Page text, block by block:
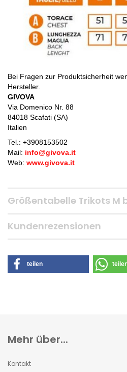
Bei Fragen zur Produktsicherheit
Hersteller.
GIVOVA
Via Domenico Nr. 88
84018 Scafati (SA)
Italien
Tel.: +3908153502
Mail: info@givova.it
Web: www.givova.it
Größentabelle Trikots M
Kundenrezensionen
teilen
Mehr über...
Kontakt